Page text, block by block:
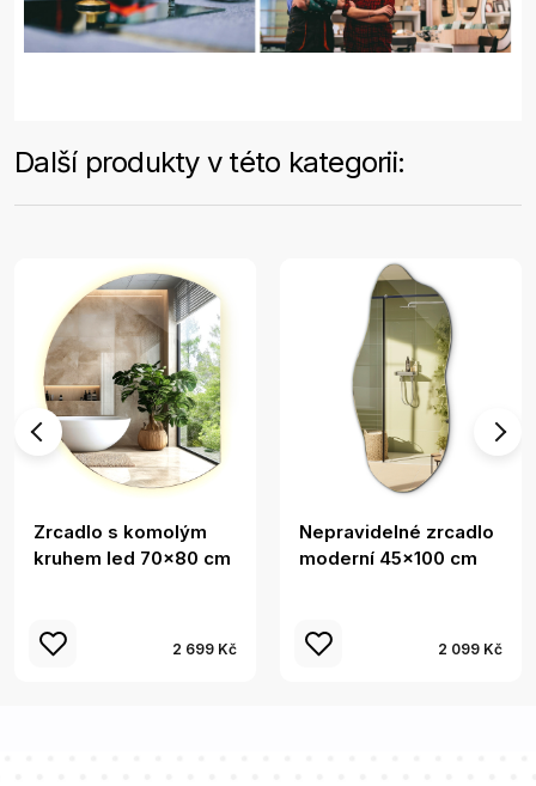
Další produkty v této kategorii:
Zrcadlo s komolým
kruhem led 70x80 cm
2 699 Kč
Nepravidelné zrcadlo
moderní 45x100 cm
2 099 Kč